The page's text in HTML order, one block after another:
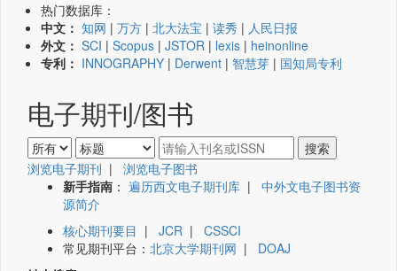
热门数据库：
中文： 知网 | 万方 | 北大法宝 | 读秀 | 人民日报
外文： SCI | Scopus | JSTOR | lexis | heinonline
专利： INNOGRAPHY | Derwent | 智慧芽 | 国知局专利
电子期刊/图书
浏览电子期刊 | 浏览电子图书
新手指南 ： 遍历西文电子期刊库 | 中外文电子图书资
源简介
核心期刊要目 | JCR | CSSCI
常见期刊平台： 北京大学期刊网 | DOAJ